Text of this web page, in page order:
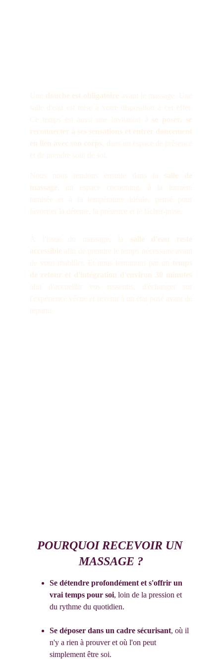
Une douche est obligatoire avant le massage. Une
salle d'eau est mise à votre disposition à cet effet.
Ce temps est aussi une invitation à se poser, se
reconnecter à ses sensations et entrer doucement
en lien avec son corps , dans un espace de présence
et de prendre soin de soi.
Nous nous rendons ensuite dans la salle de
massage , un espace cocooning, à la lumière
tamisée et à la température idéale, pensé pour
favoriser la détente, la présence et le lâcher-prise.
À l'issue du massage, la salle d'eau reste
accessible afin de prendre le temps nécessaire avant
de vous rhabiller. Et nous terminons par un temps
de retour et d'intégration d'environ 30 minutes
afin d'accueillir vos ressentis, d'échanger sur
l'expérience vécue et revenir à un état posé avant de
repartir.
POURQUOI RECEVOIR UN
MASSAGE ?
Se détendre profondément et s'offrir un
vrai temps pour soi, loin de la pression et
du rythme du quotidien.
Se déposer dans un cadre sécurisant, où il
n'y a rien à prouver et où l'on peut
simplement être soi.